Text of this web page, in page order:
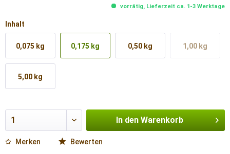
vorrätig, Lieferzeit ca. 1-3 Werktage
Inhalt
0,075 kg 0,175 kg 0,50 kg 1,00 kg
5,00 kg
In den Warenkorb
Merken Bewerten